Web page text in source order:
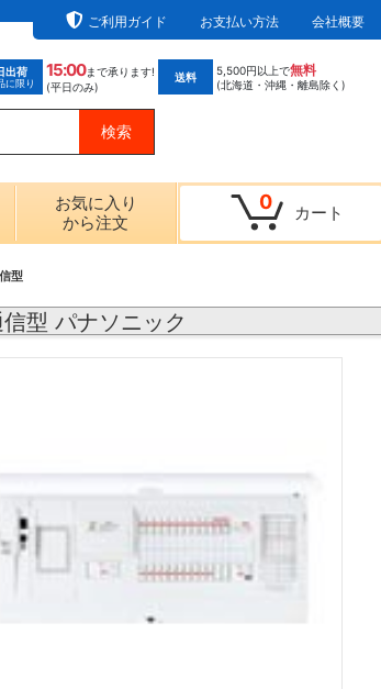
ご利用ガイド
お支払い方法 会社概要
出荷
に限り
15:00まで承ります!
(平日のみ)
送料 5,500円以上で無料
(北海道・沖縄・離島除く)
お気に入り
から注文
0 カート
型
型 パナソニック